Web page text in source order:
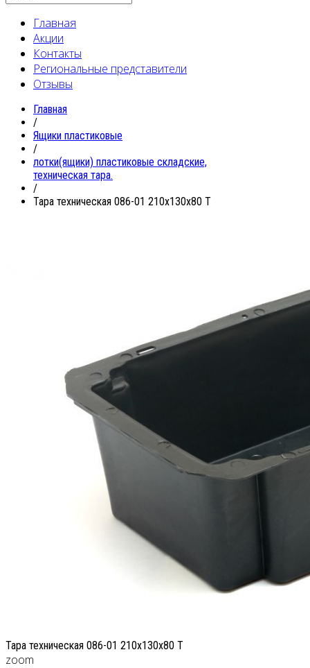
Главная
Акции
Контакты
Региональные представители
Отзывы
Главная
/
Ящики пластиковые
/
лотки(ящики) пластиковые складские,
техническая тара.
/
Тара техническая 086-01 210x130x80 T
Тара техническая 086-01 210x130x80 T
zoom